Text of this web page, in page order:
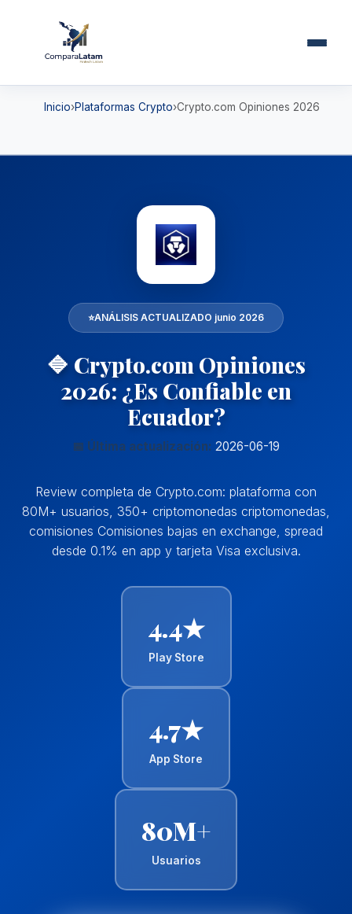
Inicio Plataformas Crypto Crypto.com Opiniones 2026
⭐ANÁLISIS ACTUALIZADO junio 2026
🔷 Crypto.com Opiniones
2026: ¿Es Confiable en
Ecuador?
📅 Última actualización: 2026-06-19
Review completa de Crypto.com: plataforma con
80M+ usuarios, 350+ criptomonedas criptomonedas,
comisiones Comisiones bajas en exchange, spread
desde 0.1% en app y tarjeta Visa exclusiva.
4.4★
Play Store
4.7★
App Store
80M+
Usuarios